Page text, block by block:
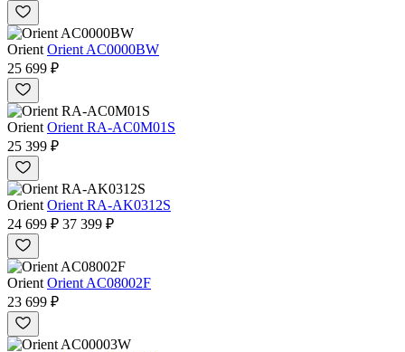
Orient Orient AC0000BW
25 699 ₽
Orient Orient RA-AC0M01S
25 399 ₽
Orient Orient RA-AK0312S
24 699 ₽ 37 399 ₽
Orient Orient AC08002F
23 699 ₽